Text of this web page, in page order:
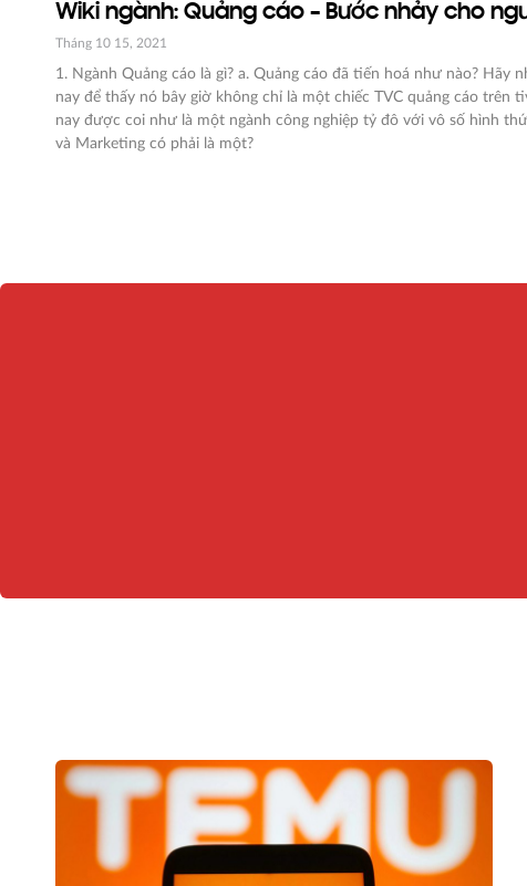
Wiki ngành: Quảng cáo – Bước nhảy cho
Tháng 10 15, 2021
1. Ngành Quảng cáo là gì? a. Quảng cáo đã tiến hoá như nào? Hãy
nay để thấy nó bây giờ không chỉ là một chiếc TVC quảng cáo trên
nay được coi như là một ngành công nghiệp tỷ đô với vô số hình
và Marketing có phải là một?